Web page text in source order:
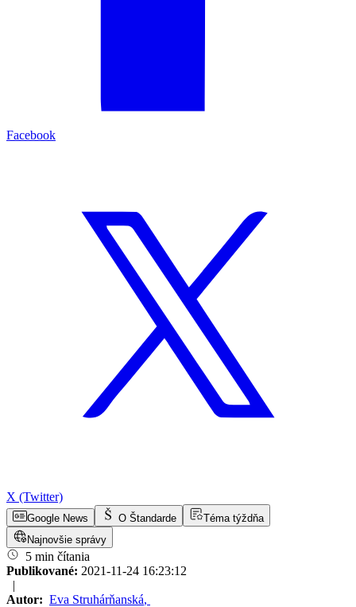
Facebook
X (Twitter)
Google News O Štandarde
Téma týždňa
Najnovšie správy
5 min čítania
Publikované: 2021-11-24 16:23:12
|
Autor: Eva Struhárňanská,